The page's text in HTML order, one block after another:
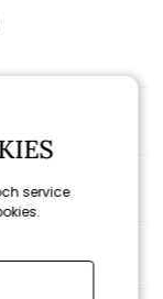
service